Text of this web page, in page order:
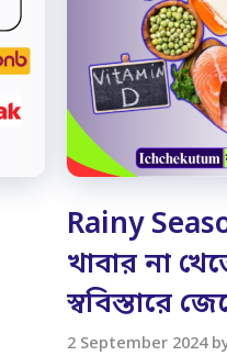
Rainy
খাবার না
স্ববিস্তারে
2 September 2024